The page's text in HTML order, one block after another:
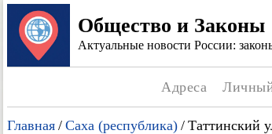
Общество и Законы
Актуальные новости России:
Адреса
Главная / Саха (республика) / Таттинский